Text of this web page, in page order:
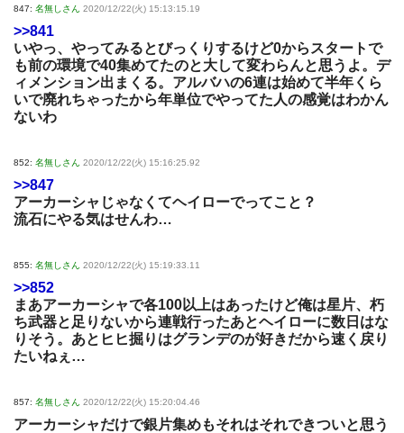
847: 名無しさん 2020/12/22(火) 15:13:15.19
>>841
いやっ、やってみるとびっくりするけど0からスタートで
も前の環境で40集めてたのと大して変わらんと思うよ。デ
ィメンション出まくる。アルバハの6連は始めて半年くら
いで廃れちゃったから年単位でやってた人の感覚はわかん
ないわ
852: 名無しさん 2020/12/22(火) 15:16:25.92
>>847
アーカーシャじゃなくてヘイローでってこと？
流石にやる気はせんわ…
855: 名無しさん 2020/12/22(火) 15:19:33.11
>>852
まあアーカーシャで各100以上はあったけど俺は星片、朽
ち武器と足りないから連戦行ったあとヘイローに数日はな
りそう。あとヒヒ掘りはグランデのが好きだから速く戻り
たいねぇ…
857: 名無しさん 2020/12/22(火) 15:20:04.46
アーカーシャだけで銀片集めもそれはそれできついと思う